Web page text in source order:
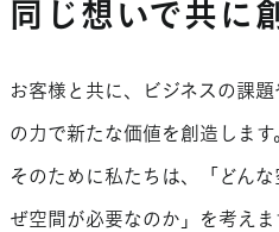
同じ想いで共に
お客様と共に、ビジネスの課
の力で新たな価値を創造します
そのために私たちは、「どん
ぜ空間が必要なのか」を考えま